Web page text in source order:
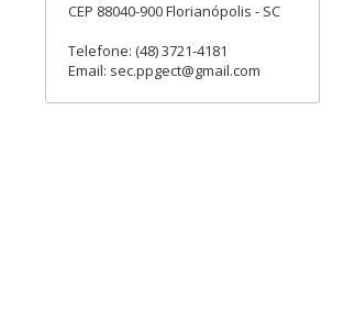
CEP 88040-900 Florianópolis - SC
Telefone: (48) 3721-4181
Email: sec.ppgect@gmail.com